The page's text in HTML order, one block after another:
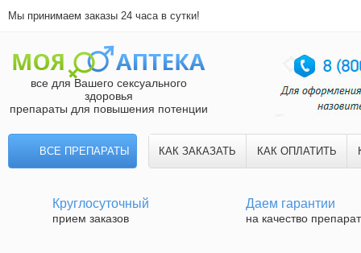
Мы принимаем заказы 24 часа в сутки!
все для Вашего сексуального
здоровья
препараты для повышения потенции
ВСЕ ПРЕПАРАТЫ КАК ЗАКАЗАТЬ КАК ОПЛАТИТЬ
Круглосуточный
прием заказов
Даем гарантии
на качество